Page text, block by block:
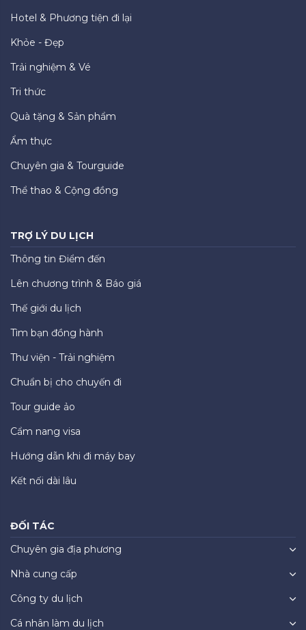
Hotel & Phương tiện đi lại
Khỏe - Đẹp
Trải nghiệm & Vé
Tri thức
Quà tặng & Sản phẩm
Ẩm thực
Chuyên gia & Tourguide
Thể thao & Cộng đồng
TRỢ LÝ DU LỊCH
Thông tin Điểm đến
Lên chương trình & Báo giá
Thế giới du lịch
Tìm bạn đồng hành
Thư viện - Trải nghiệm
Chuẩn bị cho chuyến đi
Tour guide ảo
Cẩm nang visa
Hướng dẫn khi đi máy bay
Kết nối dài lâu
ĐỐI TÁC
Chuyên gia địa phương
Nhà cung cấp
Công ty du lịch
Cá nhân làm du lịch